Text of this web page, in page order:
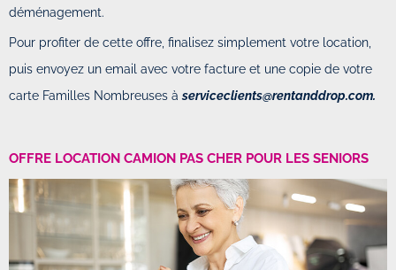
déménagement.
Pour profiter de cette offre, finalisez simplement votre location,
puis envoyez un email avec votre facture et une copie de votre
carte Familles Nombreuses àserviceclients@rentanddrop.com.
OFFRE LOCATION CAMION PAS CHER POUR LES SENIORS